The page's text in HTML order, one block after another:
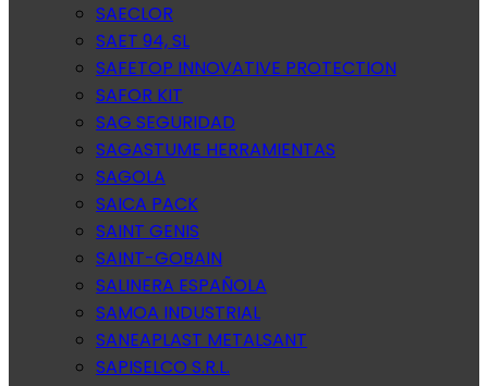
SAECLOR
SAET 94, SL
SAFETOP INNOVATIVE PROTECTION
SAFOR KIT
SAG SEGURIDAD
SAGASTUME HERRAMIENTAS
SAGOLA
SAICA PACK
SAINT GENIS
SAINT-GOBAIN
SALINERA ESPAÑOLA
SAMOA INDUSTRIAL
SANEAPLAST METALSANT
SAPISELCO S.R.L.